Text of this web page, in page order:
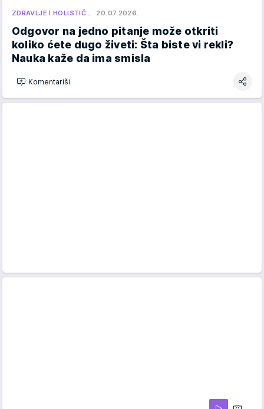
ZDRAVLJE I HOLISTIČ… 20.07.2026.
Odgovor na jedno pitanje može otkriti
koliko ćete dugo živeti: Šta biste vi rekli?
Nauka kaže da ima smisla
Komentariši